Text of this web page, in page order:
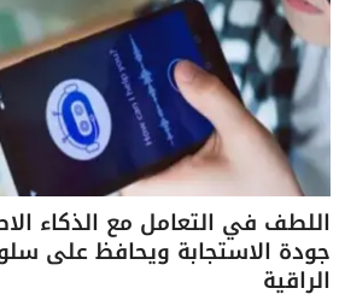
اللطف في التعامل مع الذكاء
جودة الاستجابة ويحافظ على
الراقية